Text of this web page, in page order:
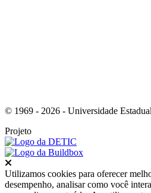
© 1969 - 2026 - Universidade
Projeto
Utilizamos cookies para oferecer
desempenho, analisar como você